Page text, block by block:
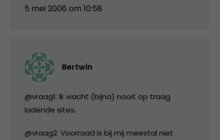
5 mei 2006 om 10:58
Bertwin
@vraag1: Ik wacht (bijna) nooit op traag
ladende sites.
@vraag2: Voorraad is bij mij meestal niet